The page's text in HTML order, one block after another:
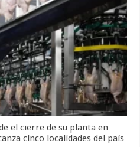
el cierre de su planta en
cinco localidades del país